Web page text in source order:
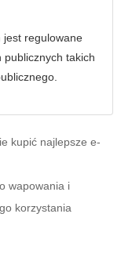
jest regulowane
publicznych takich
kupić najlepsze e-
wapowania i
korzystania